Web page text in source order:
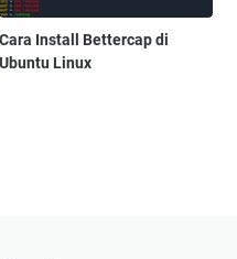
Cara Install Bettercap di
Ubuntu Linux